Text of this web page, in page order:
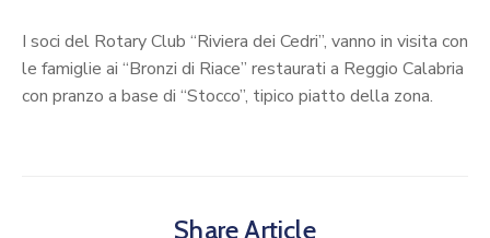
Programmi
Calendario
I soci del Rotary Club “Riviera dei Cedri”, vanno in visita con
le famiglie ai “Bronzi di Riace” restaurati a Reggio Calabria
con pranzo a base di “Stocco”, tipico piatto della zona.
Share Article